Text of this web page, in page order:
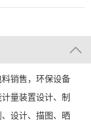
销售，环保设备
量装置设计、制
设计、描图、晒